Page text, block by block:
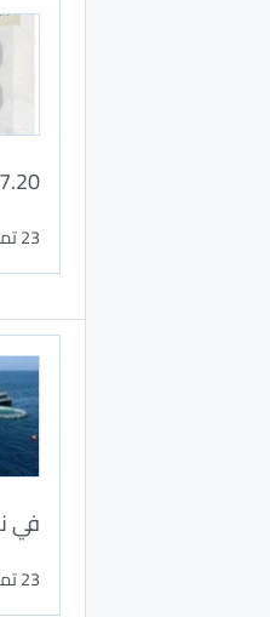
7117.20 نقطة، وبلغت قيمة التداول
23 تموز/يوليو 2026
في
23 تموز/يوليو 2026